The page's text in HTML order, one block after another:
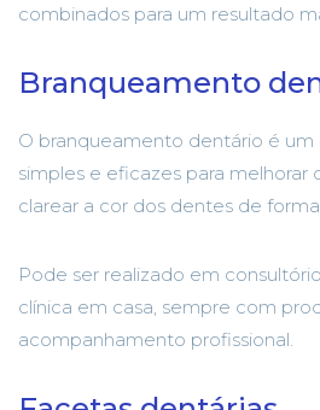
combinados para um resultado
Branqueamento
O branqueamento dentário é
simples e eficazes para melhorar
clarear a cor dos dentes de
Pode ser realizado em
clínica em casa, sempre com
acompanhamento profissional.